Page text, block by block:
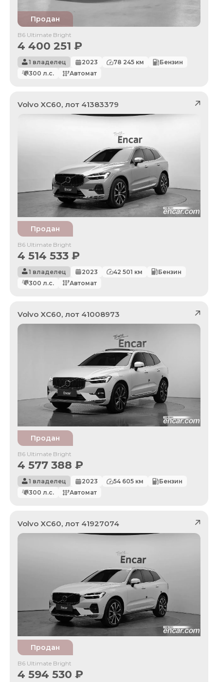
Продан
B6 Ultimate Bright
4 400 251 ₽
1 владелец 2023 78 245 км
Бензин
300 л.с. Автомат
Volvo XC60, лот 41383379
Продан
B6 Ultimate Bright
4 514 533 ₽
1 владелец 2023 42 501 км
Бензин
300 л.с. Автомат
Volvo XC60, лот 41008973
Продан
B6 Ultimate Bright
4 577 388 ₽
1 владелец 2023 54 605 км
Бензин
300 л.с. Автомат
Volvo XC60, лот 41927074
Продан
B6 Ultimate Bright
4 594 530 ₽